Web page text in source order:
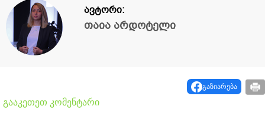
ავტორი:
თაია არდოტელი
გაზიარება
გააკეთეთ კომენტარი